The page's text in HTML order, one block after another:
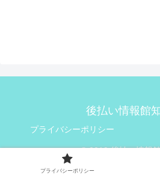
後払い情報館
プライバシーポリシー
© 2019 後払い情報
プライバシーポリシー